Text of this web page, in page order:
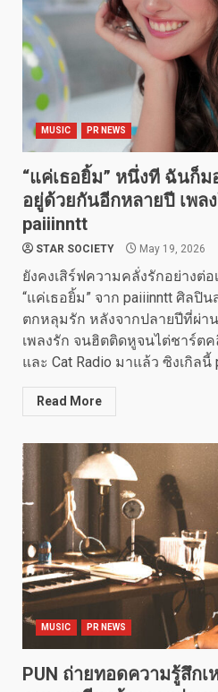
MUSIC PR NEWS
“แค่เธอยิ้ม” หนึ่งที ฉันก็ม
อยู่ด้วยกันอีกหลายปี เพล
paiiinntt
STAR SOCIETY May 19, 2026
ยังคงเสิร์ฟความคลั่งรักอย่างต่
“แค่เธอยิ้ม” จาก paiiinntt ศิลปิ
ตกหลุมรัก หลังจากปลายปีที่ผ่าน
เพลงรัก จนฮิตติดหูจนไต่ชาร์ตค
และ Cat Radio มาแล้ว ซิงเกิลนี้
Read More
MUSIC PR NEWS
PUN ถ่ายทอดความรู้สึก